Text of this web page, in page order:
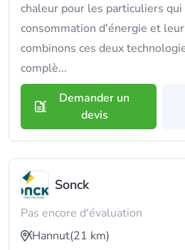
chaleur pour les particuliers
consommation d'énergie et
combinons ces deux
complè...
Demander un
devis
Sonck
Pas encore d'évaluation
Hannut(21 km)